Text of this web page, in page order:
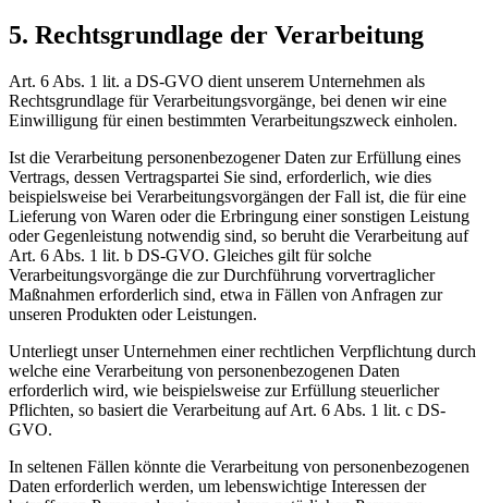
5. Rechtsgrundlage der Verarbeitung
Art. 6 Abs. 1 lit. a DS-GVO dient unserem Unternehmen als
Rechtsgrundlage für Verarbeitungsvorgänge, bei denen wir eine
Einwilligung für einen bestimmten Verarbeitungszweck einholen.
Ist die Verarbeitung personenbezogener Daten zur Erfüllung eines
Vertrags, dessen Vertragspartei Sie sind, erforderlich, wie dies
beispielsweise bei Verarbeitungsvorgängen der Fall ist, die für eine
Lieferung von Waren oder die Erbringung einer sonstigen Leistung
oder Gegenleistung notwendig sind, so beruht die Verarbeitung auf
Art. 6 Abs. 1 lit. b DS-GVO. Gleiches gilt für solche
Verarbeitungsvorgänge die zur Durchführung vorvertraglicher
Maßnahmen erforderlich sind, etwa in Fällen von Anfragen zur
unseren Produkten oder Leistungen.
Unterliegt unser Unternehmen einer rechtlichen Verpflichtung durch
welche eine Verarbeitung von personenbezogenen Daten
erforderlich wird, wie beispielsweise zur Erfüllung steuerlicher
Pflichten, so basiert die Verarbeitung auf Art. 6 Abs. 1 lit. c DS-
GVO.
In seltenen Fällen könnte die Verarbeitung von personenbezogenen
Daten erforderlich werden, um lebenswichtige Interessen der